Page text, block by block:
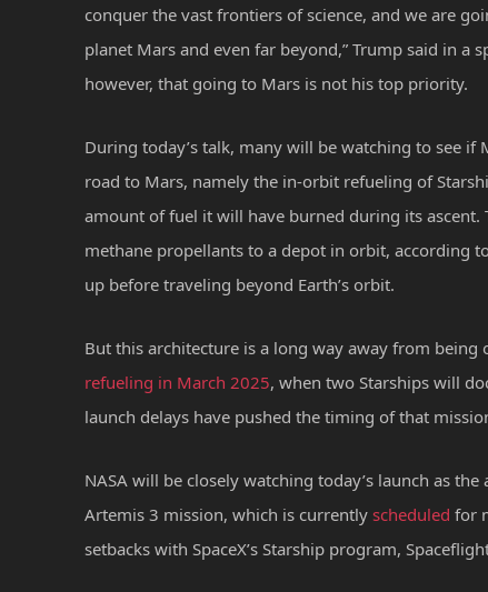
conquer the vast frontiers of science, and we are
planet Mars and even far beyond,” Trump said in a
however, that going to Mars is not his top priority.
During today’s talk, many will be watching to see if
road to Mars, namely the in-orbit refueling of
amount of fuel it will have burned during its ascent.
methane propellants to a depot in orbit, according
up before traveling beyond Earth’s orbit.
But this architecture is a long way away from
refueling in March 2025, when two Starships will
launch delays have pushed the timing of that
NASA will be closely watching today’s launch as
Artemis 3 mission, which is currently scheduled for
setbacks with SpaceX’s Starship program,